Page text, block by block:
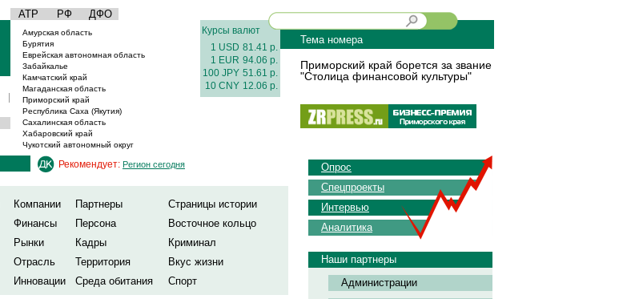
АТР РФ ДФО
|
Амурская область
Бурятия
Еврейская автономная область
Забайкалье
Камчатский край
Магаданская область
Приморский край
Республика Саха (Якутия)
Сахалинская область
Хабаровский край
Чукотский автономный округ
Курсы валют
1 USD 81.41 р.
1 EUR 94.06 р.
100 JPY 51.61 р.
10 CNY 12.06 р.
Тема номера
Приморский край борется за звание
"Столица финансовой культуры"
Рекомендует: Регион сегодня
Компании Партнеры
Страницы истории
Финансы Персона
Восточное кольцо
Рынки Кадры
Криминал
Отрасль Территория
Вкус жизни
Инновации Среда обитания Спорт
Опрос
Спецпроекты
Интервью
Аналитика
Наши партнеры
Администрации